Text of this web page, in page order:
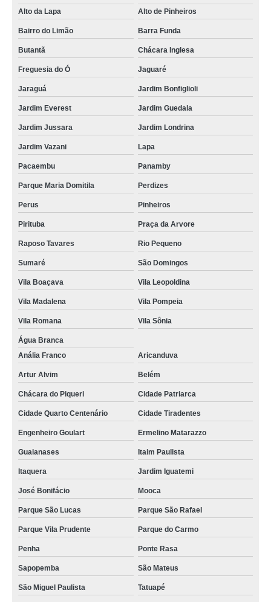
banners de lona Jacareí
lojas de banner lona impressão digital Nossa Senhora do Ó
lojas de banner de lona com ilhós Araraquara
banner lona com ilhós Parque Vila Prudente
orçamento de banner lona com ilhós Cidade Tiradentes
orçamento de banner lona impressão digital Barra Funda
lojas de banner de lona com ilhós Carandiru
banner em lona para fachada Campo Belo
orçamento de banner lona Vila Romana
orçamento de banner em lona para fachada Vila Pompeia
banner de lona personalizado valor Brooklin
banner de lona com ilhós Vila Guilherme
lojas de banner em lona para fachada Vila Curuçá
banner em lona personalizada valor Campo Grande
orçamento de banner em lona personalizada Vila Tramontano
banner em lona para fachada Bauru
lojas de banner lona com ilhós Praça da Arvore
banners de lona com ilhós Pompéia
orçamento de banner de lona com ilhós Anália Franco
banner de lona personalizado Santa Isabel
Alto da Lapa
Alto de Pinheiros
Bairro do Limão Barra Funda
Butantã Chácara Inglesa
Freguesia do Ó Jaguaré
Jaraguá Jardim Bonfiglioli
Jardim Everest Jardim Guedala
Jardim Jussara Jardim Londrina
Jardim Vazani Lapa
Pacaembu Panamby
Parque Maria Domitila Perdizes
Perus Pinheiros
Pirituba Praça da Arvore
Raposo Tavares Rio Pequeno
Sumaré São Domingos
Vila Boaçava Vila Leopoldina
Vila Madalena Vila Pompeia
Vila Romana Vila Sônia
Água Branca
Anália Franco
Aricanduva
Artur Alvim Belém
Chácara do Piqueri Cidade Patriarca
Cidade Quarto Centenário Cidade Tiradentes
Engenheiro Goulart Ermelino Matarazzo
Guaianases Itaim Paulista
Itaquera Jardim Iguatemi
José Bonifácio Mooca
Parque São Lucas Parque São Rafael
Parque Vila Prudente Parque do Carmo
Penha Ponte Rasa
Sapopemba São Mateus
São Miguel Paulista Tatuapé